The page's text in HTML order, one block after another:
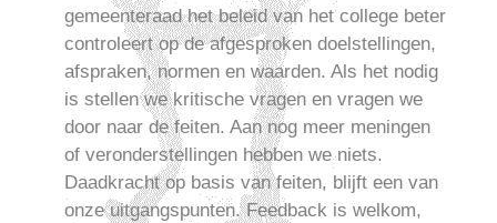
gemeenteraad het beleid van het college beter
controleert op de afgesproken doelstellingen,
afspraken, normen en waarden. Als het nodig
is stellen we kritische vragen en vragen we
door naar de feiten. Aan nog meer meningen
of veronderstellingen hebben we niets.
Daadkracht op basis van feiten, blijft een van
onze uitgangspunten. Feedback is welkom,